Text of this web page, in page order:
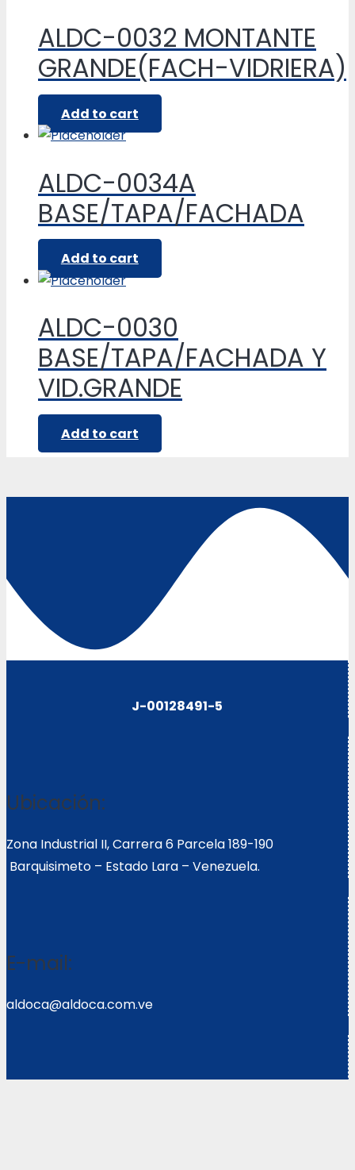
ALDC-0032 MONTANTE
GRANDE(FACH-VIDRIERA)
Add to cart
ALDC-0034A
BASE/TAPA/FACHADA
Add to cart
ALDC-0030
BASE/TAPA/FACHADA Y
VID.GRANDE
Add to cart
J-00128491-5
Ubicación:
Zona Industrial II, Carrera 6 Parcela 189-190
Barquisimeto – Estado Lara – Venezuela.
E-mail:
aldoca@aldoca.com.ve